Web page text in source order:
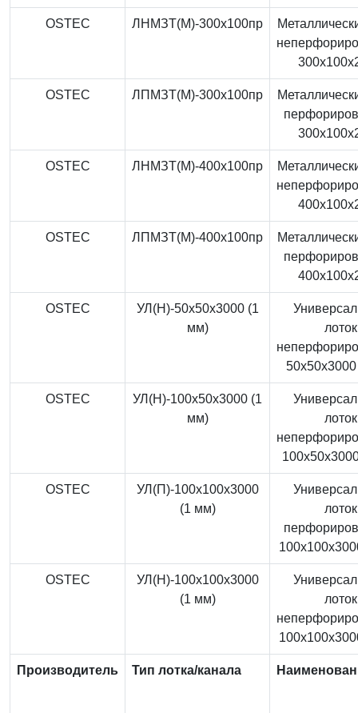
OSTEC ЛНМЗТ(М)-300x100пр
OSTEC ЛПМЗТ(М)-300x100пр
OSTEC ЛНМЗТ(М)-400x100пр
OSTEC ЛПМЗТ(М)-400x100пр
OSTEC
УЛ(Н)-50x50x3000 (1
мм)
лоток
OSTEC
УЛ(Н)-100x50x3000 (1
мм)
лоток
OSTEC
УЛ(П)-100x100x3000
(1 мм)
лоток
OSTEC
УЛ(Н)-100x100x3000
(1 мм)
лоток
Производитель Тип лотка/канала